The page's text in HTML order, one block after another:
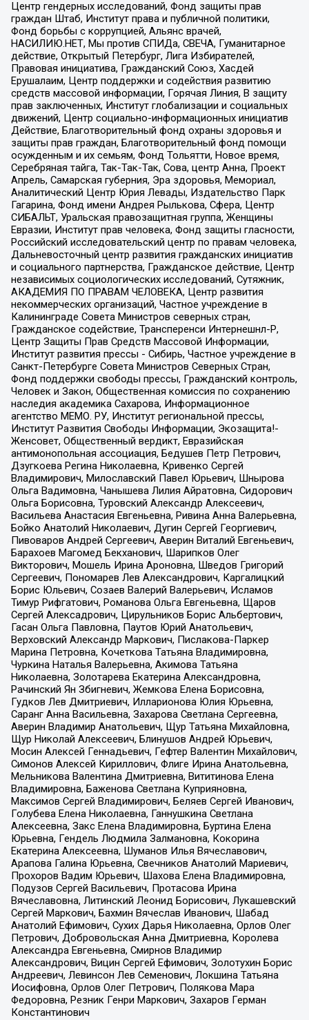
Центр гендерных исследований, Фонд защиты прав
граждан Штаб, Институт права и публичной политики,
Фонд борьбы с коррупцией, Альянс врачей,
НАСИЛИЮ.НЕТ, Мы против СПИДа, СВЕЧА, Гуманитарное
действие, Открытый Петербург, Лига Избирателей,
Правовая инициатива, Гражданский Союз, Хасдей
Ерушалаим, Центр поддержки и содействия развитию
средств массовой информации, Горячая Линия, В защиту
прав заключенных, Институт глобализации и социальных
движений, Центр социально-информационных инициатив
Действие, Благотворительный фонд охраны здоровья и
защиты прав граждан, Благотворительный фонд помощи
осужденным и их семьям, Фонд Тольятти, Новое время,
Серебряная тайга, Так-Так-Так, Сова, центр Анна, Проект
Апрель, Самарская губерния, Эра здоровья, Мемориал,
Аналитический Центр Юрия Левады, Издательство Парк
Гагарина, Фонд имени Андрея Рылькова, Сфера, Центр
СИБАЛЬТ, Уральская правозащитная группа, Женщины
Евразии, Институт прав человека, Фонд защиты гласности,
Российский исследовательский центр по правам человека,
Дальневосточный центр развития гражданских инициатив
и социального партнерства, Гражданское действие, Центр
независимых социологических исследований, Сутяжник,
АКАДЕМИЯ ПО ПРАВАМ ЧЕЛОВЕКА, Центр развития
некоммерческих организаций, Частное учреждение в
Калининграде Совета Министров северных стран,
Гражданское содействие, Трансперенси Интернешнл-Р,
Центр Защиты Прав Средств Массовой Информации,
Институт развития прессы - Сибирь, Частное учреждение в
Санкт-Петербурге Совета Министров Северных Стран,
Фонд поддержки свободы прессы, Гражданский контроль,
Человек и Закон, Общественная комиссия по сохранению
наследия академика Сахарова, Информационное
агентство МЕМО. РУ, Институт региональной прессы,
Институт Развития Свободы Информации, Экозащита!-
Женсовет, Общественный вердикт, Евразийская
антимонопольная ассоциация, Бедушев Петр Петрович,
Дзугкоева Регина Николаевна, Кривенко Сергей
Владимирович, Милославский Павел Юрьевич, Шнырова
Ольга Вадимовна, Чанышева Лилия Айратовна, Сидорович
Ольга Борисовна, Туровский Александр Алексеевич,
Васильева Анастасия Евгеньевна, Ривина Анна Валерьевна,
Бойко Анатолий Николаевич, Дугин Сергей Георгиевич,
Пивоваров Андрей Сергеевич, Аверин Виталий Евгеньевич,
Барахоев Магомед Бекханович, Шарипков Олег
Викторович, Мошель Ирина Ароновна, Шведов Григорий
Сергеевич, Пономарев Лев Александрович, Каргалицкий
Борис Юльевич, Созаев Валерий Валерьевич, Исламов
Тимур Рифгатович, Романова Ольга Евгеньевна, Щаров
Сергей Алексадрович, Цирульников Борис Альбертович,
Гасан Ольга Павловна, Паутов Юрий Анатольевич,
Верховский Александр Маркович, Пислакова-Паркер
Марина Петровна, Кочеткова Татьяна Владимировна,
Чуркина Наталья Валерьевна, Акимова Татьяна
Николаевна, Золотарева Екатерина Александровна,
Рачинский Ян Збигневич, Жемкова Елена Борисовна,
Гудков Лев Дмитриевич, Илларионова Юлия Юрьевна,
Саранг Анна Васильевна, Захарова Светлана Сергеевна,
Аверин Владимир Анатольевич, Щур Татьяна Михайловна,
Щур Николай Алексеевич, Блинушов Андрей Юрьевич,
Мосин Алексей Геннадьевич, Гефтер Валентин Михайлович,
Симонов Алексей Кириллович, Флиге Ирина Анатольевна,
Мельникова Валентина Дмитриевна, Вититинова Елена
Владимировна, Баженова Светлана Куприяновна,
Максимов Сергей Владимирович, Беляев Сергей Иванович,
Голубева Елена Николаевна, Ганнушкина Светлана
Алексеевна, Закс Елена Владимировна, Буртина Елена
Юрьевна, Гендель Людмила Залмановна, Кокорина
Екатерина Алексеевна, Шуманов Илья Вячеславович,
Арапова Галина Юрьевна, Свечников Анатолий Мариевич,
Прохоров Вадим Юрьевич, Шахова Елена Владимировна,
Подузов Сергей Васильевич, Протасова Ирина
Вячеславовна, Литинский Леонид Борисович, Лукашевский
Сергей Маркович, Бахмин Вячеслав Иванович, Шабад
Анатолий Ефимович, Сухих Дарья Николаевна, Орлов Олег
Петрович, Добровольская Анна Дмитриевна, Королева
Александра Евгеньевна, Смирнов Владимир
Александрович, Вицин Сергей Ефимович, Золотухин Борис
Андреевич, Левинсон Лев Семенович, Локшина Татьяна
Иосифовна, Орлов Олег Петрович, Полякова Мара
Федоровна, Резник Генри Маркович, Захаров Герман
Константинович